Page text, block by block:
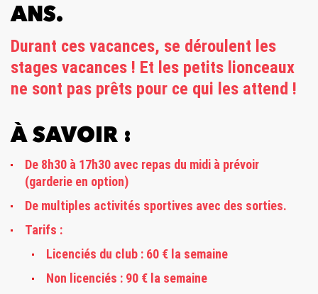
ANS.
Durant ces vacances, se déroulent les
stages vacances ! Et les petits lionceaux
ne sont pas prêts pour ce qui les attend !
À SAVOIR :
De 8h30 à 17h30 avec repas du midi à prévoir
(garderie en option)
De multiples activités sportives avec des sorties.
Tarifs :
Licenciés du club : 60 € la semaine
Non licenciés : 90 € la semaine